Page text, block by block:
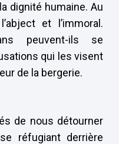
dignité humaine. Au
et l’immoral.
peuvent-ils se
qui les visent
de la bergerie.
de nous détourner
réfugiant derrière